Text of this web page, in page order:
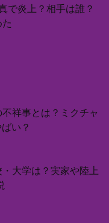
で炎上？相手は誰？
不祥事とは？ミクチャ
い？
大学は？実家や陸上